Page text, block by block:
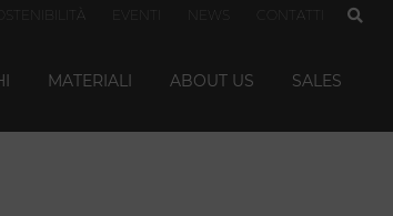
EVENTI NEWS CONTATTI
MATERIALI ABOUT US SALES